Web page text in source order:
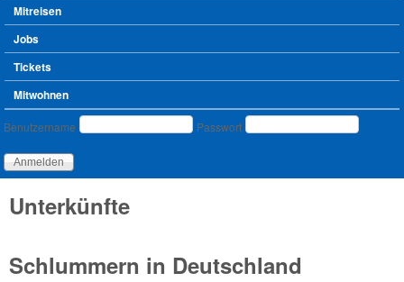
Mitreisen
Jobs
Tickets
Mitwohnen
Benutzeranmeldung
Benutzername Passwort
Unterkünfte
Schlummern in Deutschland